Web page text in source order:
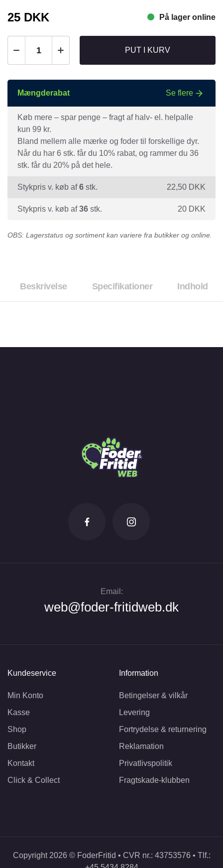
25 DKK På lager online
PUT I KURV
Mængderabat Se flere
Køb mere – spar penge – fragt af halv- el. helpalle
kun 99 kr.
Bland mellem alle mærke og foder til forskellige dyr.
Når du har 6 stk. får du 10% rabat, og rammer du 36
stk. får du 20% på det hele.
Stykpris v. køb af6 stk. 22,50 DKK
Stykpris v. køb af36 stk. 20 DKK
OBS: Lagerstatus og sortiment kan variere fra butikker og online.
Beskrivelse Specifikationer Indhold
Email:
web@foder-fritidweb.dk
Kundeservice
Min Konto
Kasse
Shop
Butikker
Kontakt
Click & Collect
Information
Betingelser & vilkår
Levering
Fortrydelse & returnering
Reklamation
Privatlivspolitik
Fragtskade-klubben
Copyright 2026 © FoderFritid • CVR nr.: 43753576 • Tlf.: